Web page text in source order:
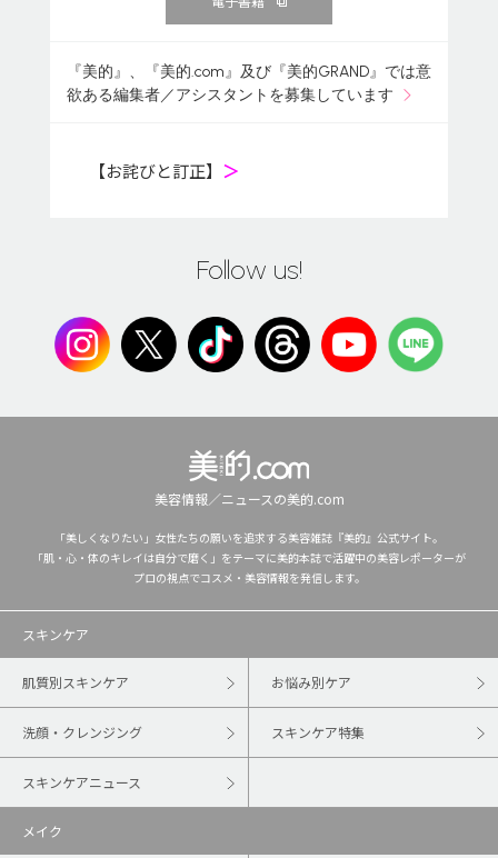
『美的』、『美的.com』及び『美的GRAND』では意
欲ある編集者／アシスタントを募集しています
【お詫びと訂正】 ＞
Follow us!
美容情報／ニュースの美的.com
「美しくなりたい」女性たちの願いを追求する美容雑誌『美的』公式サイト。
「肌・心・体のキレイは自分で磨く」をテーマに美的本誌で活躍中の美容レポーターが
プロの視点でコスメ・美容情報を発信します。
スキンケア
肌質別スキンケア お悩み別ケア
洗顔・クレンジング スキンケア特集
スキンケアニュース
メイク